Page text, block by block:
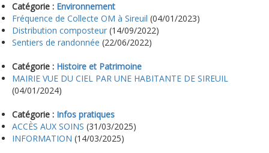
Catégorie : Environnement
Fréquence de Collecte OM à Sireuil (04/01/2023)
Distribution composteur (14/09/2022)
Sentiers de randonnée (22/06/2022)
Catégorie : Histoire et Patrimoine
MAIRIE VUE DU CIEL PAR UNE HABITANTE DE SIREUIL
(04/01/2024)
Catégorie : Infos pratiques
ACCÈS AUX SOINS (31/03/2025)
INFORMATION (14/03/2025)